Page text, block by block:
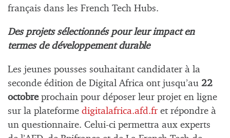
français dans les French Tech Hubs.
Des projets sélectionnés pour leur impact en
termes de développement durable
Les jeunes pousses souhaitant candidater à la
seconde édition de Digital Africa ont jusqu’au 22
octobreprochain pour déposer leur projet en ligne
sur la plateforme digitalafrica.afd.fret répondre à
un questionnaire. Celui-ci permettra aux experts